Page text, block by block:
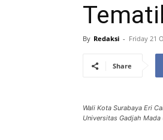
By Redaksi - Friday 21
Share
Wali Kota Surabaya Eri
Universitas Gadjah